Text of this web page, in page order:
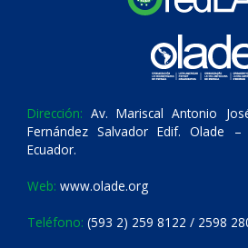
Dirección: Av. Mariscal Antonio
Fernández Salvador Edif. Olade
Ecuador.
Web: www.olade.org
Teléfono: (593 2) 259 8122 / 2598